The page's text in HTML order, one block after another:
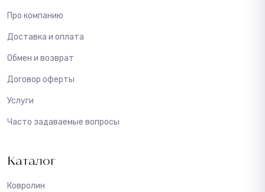
Про компанию
Доставка и оплата
Обмен и возврат
Договор оферты
Услуги
Часто задаваемые вопросы
Каталог
Ковролин